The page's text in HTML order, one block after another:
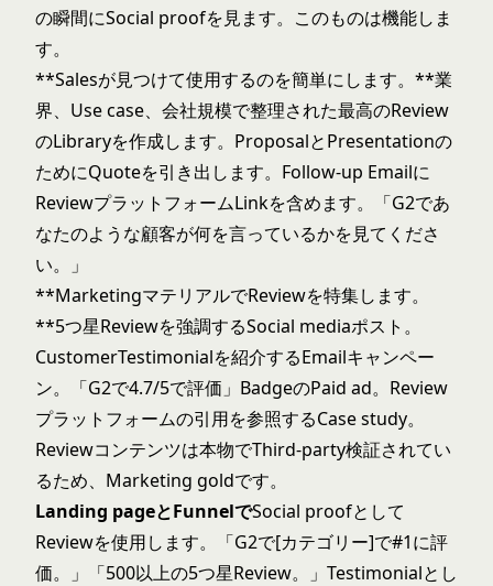
の瞬間にSocial proofを見ます。このものは機能しま
す。
**Salesが見つけて使用するのを簡単にします。**業
界、Use case、会社規模で整理された最高のReview
のLibraryを作成します。ProposalとPresentationの
ためにQuoteを引き出します。Follow-up Emailに
ReviewプラットフォームLinkを含めます。「G2であ
なたのような顧客が何を言っているかを見てくださ
い。」
**MarketingマテリアルでReviewを特集します。
**5つ星Reviewを強調するSocial mediaポスト。
CustomerTestimonialを紹介するEmailキャンペー
ン。「G2で4.7/5で評価」BadgeのPaid ad。Review
プラットフォームの引用を参照するCase study。
Reviewコンテンツは本物でThird-party検証されてい
るため、Marketing goldです。
Landing pageとFunnelでSocial proofとして
Reviewを使用します。「G2で[カテゴリー]で#1に評
価。」「500以上の5つ星Review。」Testimonialとし